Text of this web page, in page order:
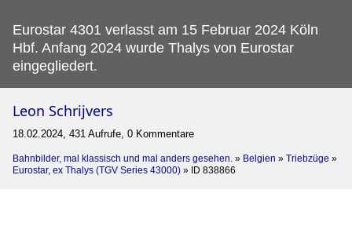
Eurostar 4301 verlasst am 15 Februar 2024 Köln
Hbf. Anfang 2024 wurde Thalys von Eurostar
eingegliedert.
Leon Schrijvers
18.02.2024, 431 Aufrufe, 0 Kommentare
Bahnbilder, mal klassisch und mal anders gesehen. » Belgien » Triebzüge »
Eurostar, ex Thalys (TGV Series 43000) » ID 838866